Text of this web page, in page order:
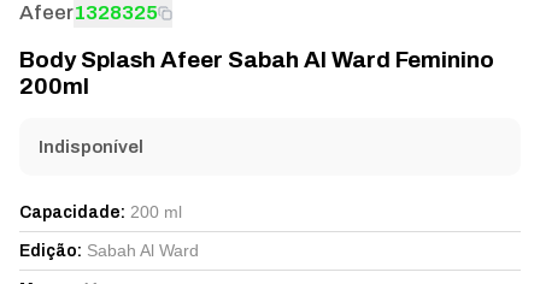
Afeer1328325
Body Splash Afeer Sabah Al Ward Feminino
200ml
Indisponível
Capacidade: 200 ml
Edição: Sabah Al Ward